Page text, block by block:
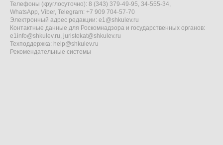
Телефоны (круглосуточно): 8 (343) 379-49-95, 34-555-34,
WhatsApp, Viber, Telegram: +7 909 704-57-70
Электронный адрес редакции: e1@shkulev.ru
Контактные данные для Роскомнадзора и государственных органов:
e1info@shkulev.ru, juristekat@shkulev.ru
Техподдержка: help@shkulev.ru
Рекомендательные системы